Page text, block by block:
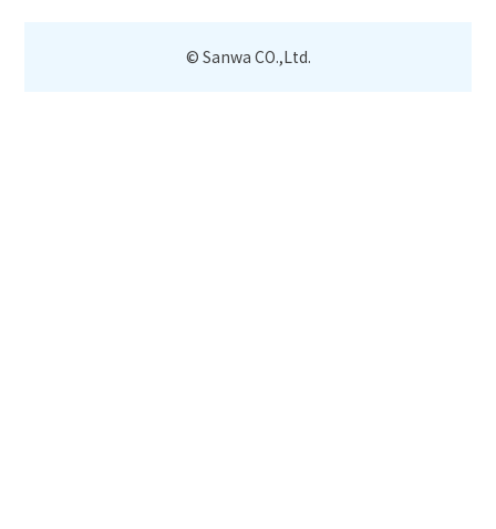
© Sanwa CO.,Ltd.